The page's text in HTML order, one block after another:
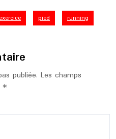
pied running
publiée. Les champs
*